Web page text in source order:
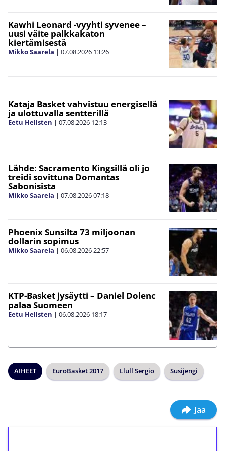
Kawhi Leonard -vyyhti syvenee –
uusi väite palkkakaton
kiertämisestä
Mikko Saarela | 07.08.2026 13:26
Kataja Basket vahvistuu energisellä
ja ulottuvalla sentterillä
Eetu Hellsten | 07.08.2026 12:13
Lähde: Sacramento Kingsillä oli jo
treidi sovittuna Domantas
Sabonisista
Mikko Saarela | 07.08.202607:18
Phoenix Sunsilta 73 miljoonan
dollarin sopimus
Mikko Saarela | 06.08.202622:57
KTP-Basket jysäytti – Daniel Dolenc
palaa Suomeen
Eetu Hellsten | 06.08.2026 18:17
AIHEET EuroBasket 2017 Llull Sergio Susijengi
Jaa